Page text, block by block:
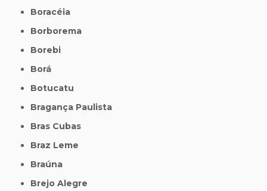
Boracéia
Borborema
Borebi
Borá
Botucatu
Bragança Paulista
Bras Cubas
Braz Leme
Braúna
Brejo Alegre